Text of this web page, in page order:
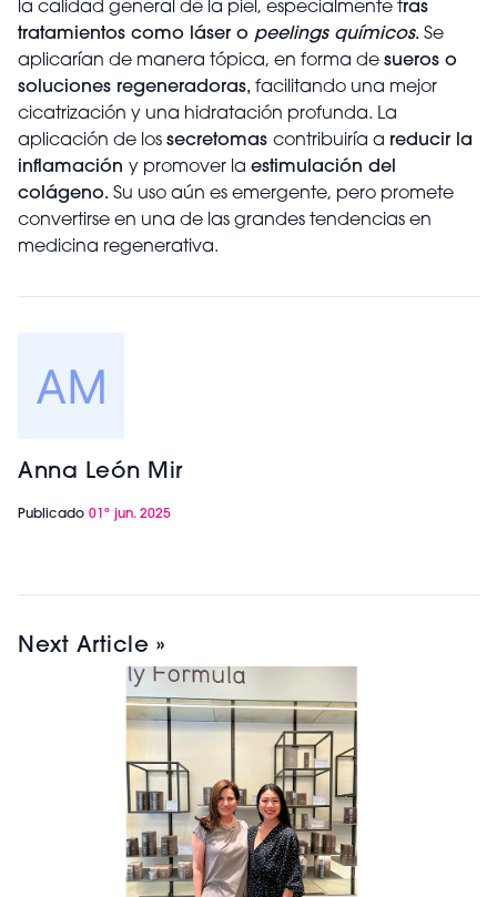
la calidad general de la piel, especialmente tras
tratamientos como láser o peelings químicos. Se
aplicarían de manera tópica, en forma de sueros o
soluciones regeneradoras, facilitando una mejor
cicatrización y una hidratación profunda. La
aplicación de los secretomas contribuiría a reducir la
inflamación y promover la estimulación del
colágeno. Su uso aún es emergente, pero promete
convertirse en una de las grandes tendencias en
medicina regenerativa.
Anna León Mir
Publicado 01º jun. 2025
Next Article »